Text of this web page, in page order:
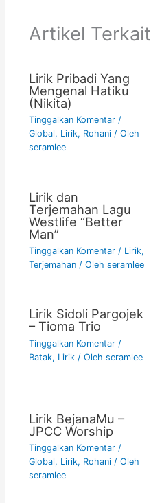
o
p k
Artikel Terkait
Lirik Pribadi Yang
Mengenal Hatiku
(Nikita)
Tinggalkan Komentar /
Global, Lirik, Rohani/ Oleh
seramlee
Lirik dan
Terjemahan Lagu
Westlife “Better
Man”
Tinggalkan Komentar / Lirik,
Terjemahan/ Oleh seramlee
Lirik Sidoli Pargojek
– Tioma Trio
Tinggalkan Komentar /
Batak, Lirik/ Oleh seramlee
Lirik BejanaMu –
JPCC Worship
Tinggalkan Komentar /
Global, Lirik, Rohani/ Oleh
seramlee